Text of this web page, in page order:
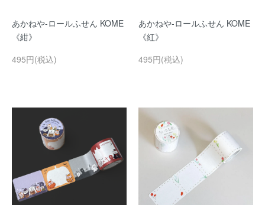
あかねや-ロールふせん KOME
《紺》
495円(税込)
あかねや-ロールふせん KOME
《紅》
495円(税込)